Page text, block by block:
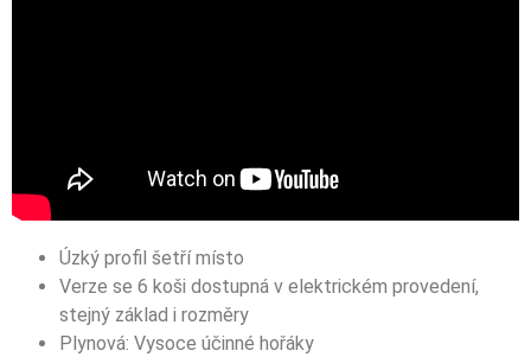
Úzký profil šetří místo
Verze se 6 koši dostupná v elektrickém provedení,
stejný základ i rozměry
Plynová: Vysoce účinné hořáky